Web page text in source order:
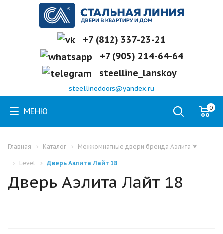
+7 (812) 337-23-21
+7 (905) 214-64-64
steelline_lanskoy
steellinedoors@yandex.ru
МЕНЮ 0
Главная Каталог Межкомнатные двери бренда Аэлита ⮟
Level Дверь Аэлита Лайт 18
Дверь Аэлита Лайт 18